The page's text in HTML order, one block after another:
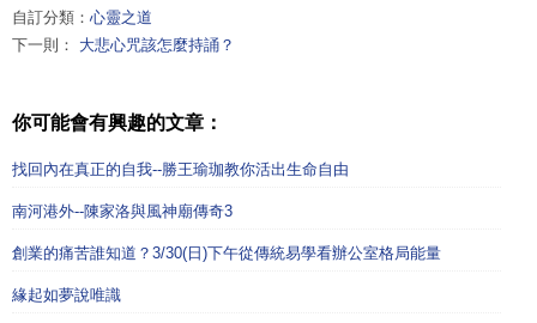
自訂分類： 心靈之道
下一則： 大悲心咒該怎麼持誦？
你可能會有興趣的文章：
找回內在真正的自我--勝王瑜珈教你活出生命自由
南河港外--陳家洛與風神廟傳奇3
創業的痛苦誰知道？3/30(日)下午從傳統易學看辦公室格局能量
緣起如夢說唯識